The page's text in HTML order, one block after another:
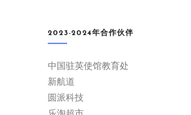
2023-2024年合作伙伴
中国驻英使馆教育处
新航道
圆派科技